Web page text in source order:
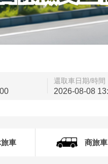
還取車日期/時間
車 商旅車